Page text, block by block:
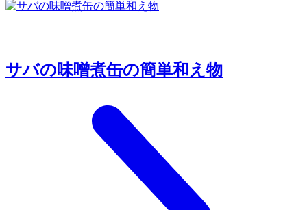
サバの味噌煮缶の簡単和え物